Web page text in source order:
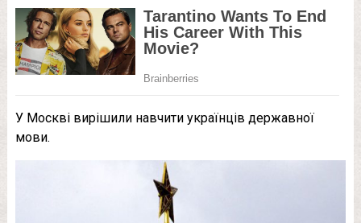
У Москві вирішили навчити українців державної
мови.